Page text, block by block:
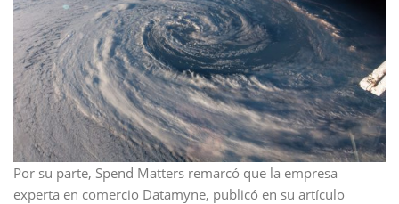
Por su parte, Spend Matters remarcó que la empresa
experta en comercio Datamyne, publicó en su artículo